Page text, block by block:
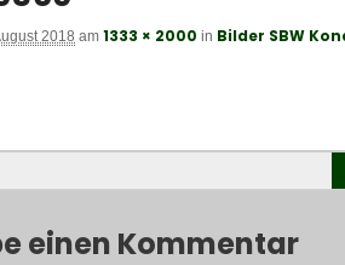
2018 am1333 × 2000 in Bilder SBW
einen Kommentar